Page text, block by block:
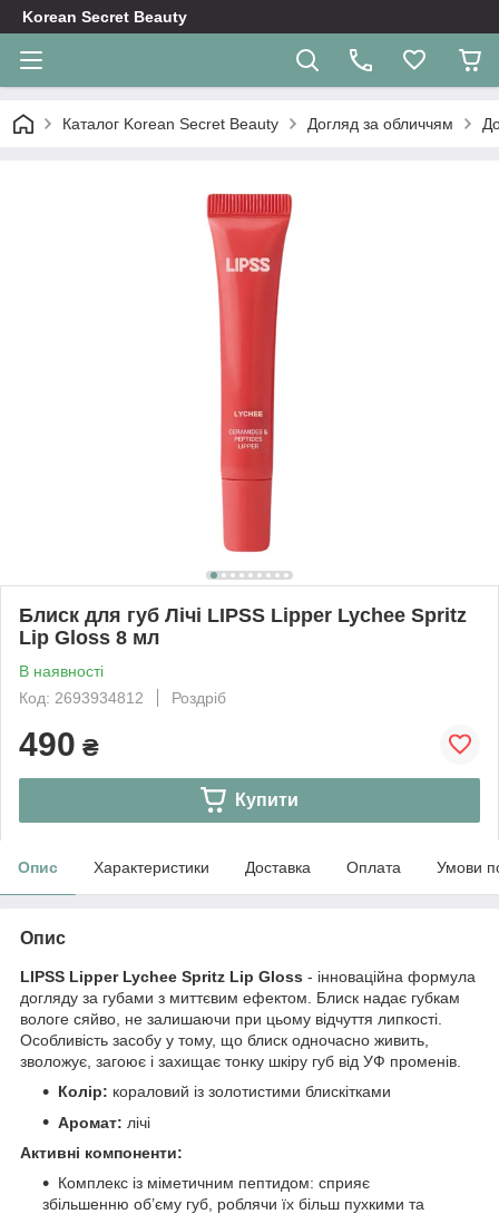
Korean Secret Beauty
Каталог Korean Secret Beauty Догляд за обличчям
Блиск для губ Лічі LIPSS Lipper Lychee Spritz
Lip Gloss 8 мл
В наявності
Код: 2693934812
Роздріб
490 ₴
Купити
Опис Характеристики Доставка Оплата Умови
Опис
LIPSS Lipper Lychee Spritz Lip Gloss - інноваційна формула
догляду за губами з миттєвим ефектом. Блиск надає губкам
вологе сяйво, не залишаючи при цьому відчуття липкості.
Особливість засобу у тому, що блиск одночасно живить,
зволожує, загоює і захищає тонку шкіру губ від УФ променів.
Колір: кораловий із золотистими блискітками
Аромат: лічі
Активні компоненти:
Комплекс із міметичним пептидом: сприяє
збільшенню об’єму губ, роблячи їх більш пухкими та